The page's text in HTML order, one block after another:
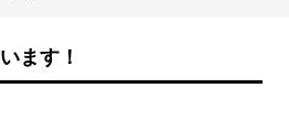
ます！